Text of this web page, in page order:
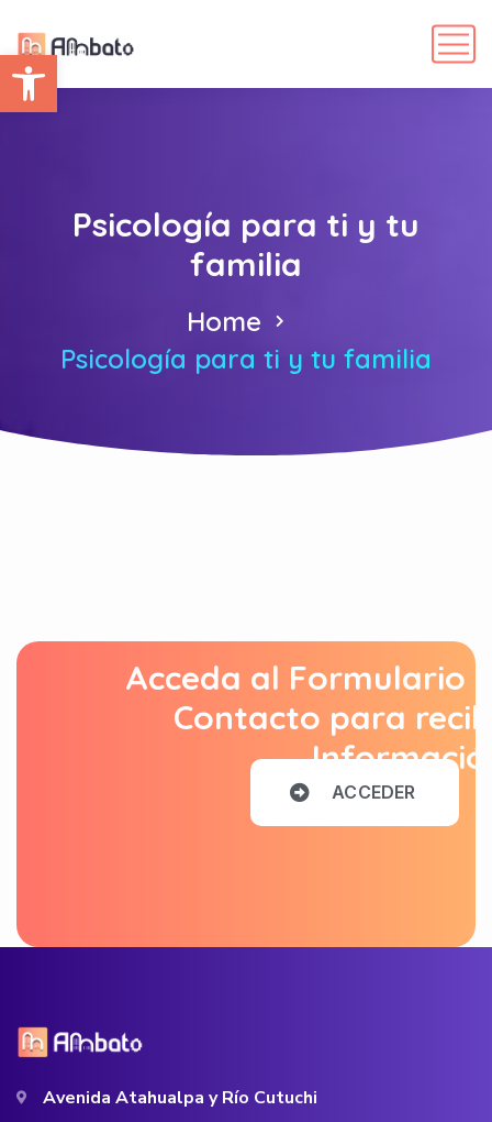
Abrir barra de herramientas
Psicología para ti y tu
familia
Home
Psicología para ti y tu familia
Acceda al Formulario
Contacto para
ACCEDER
Avenida Atahualpa y Río Cutuchi